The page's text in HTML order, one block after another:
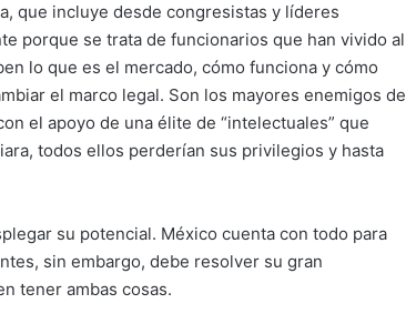
que incluye desde congresistas y líderes
porque se trata de funcionarios que han vivido al
lo que es el mercado, cómo funciona y cómo
el marco legal. Son los mayores enemigos de
el apoyo de una élite de “intelectuales” que
todos ellos perderían sus privilegios y hasta
su potencial. México cuenta con todo para
sin embargo, debe resolver su gran
tener ambas cosas.